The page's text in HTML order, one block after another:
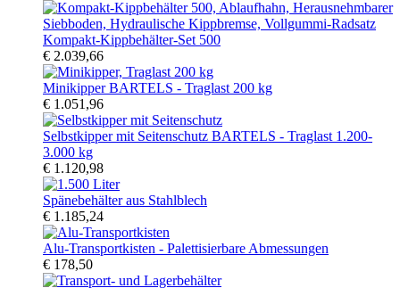
Kompakt-Kippbehälter-Set 500
€ 2.039,66
Minikipper BARTELS - Traglast 200 kg
€ 1.051,96
Selbstkipper mit Seitenschutz BARTELS - Traglast 1.200-
3.000 kg
€ 1.120,98
Spänebehälter aus Stahlblech
€ 1.185,24
Alu-Transportkisten - Palettisierbare Abmessungen
€ 178,50